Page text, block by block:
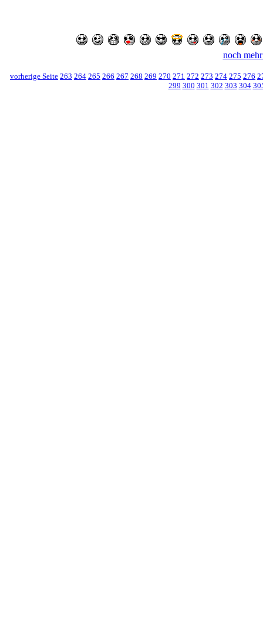
noch
vorherige Seite 263 264 265 266 267 268 269 270 271 272 273 274 275 276
299 300 301 302 303 304